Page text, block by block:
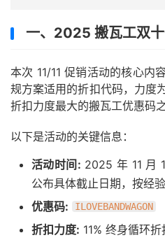
一、2025 搬瓦工双
本次 11/11 促销活动的核心内
规方案适用的折扣代码，力度
折扣力度最大的搬瓦工优惠码之
以下是活动的关键信息：
活动时间: 2025 年 11 月
公布具体截止日期，按经验
优惠码:
ILOVEBANDWAGON
折扣力度: 11% 终身循环